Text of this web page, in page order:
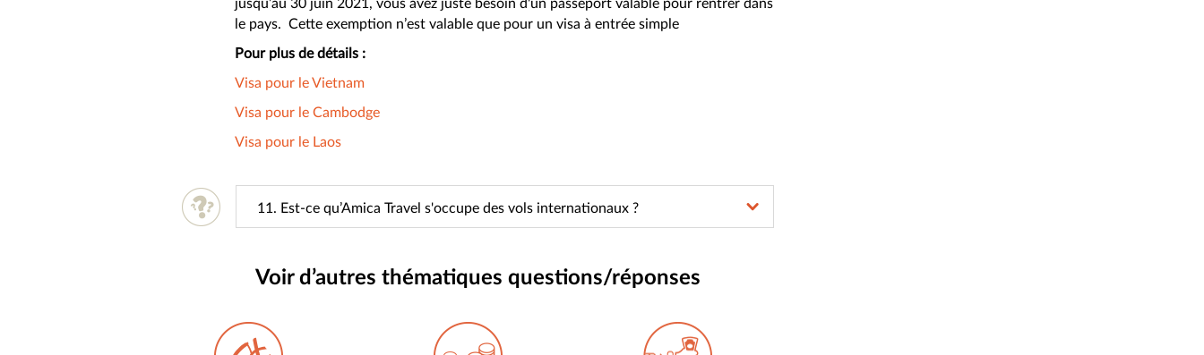
jusqu’au 30 juin 2021, vous avez juste besoin d'un passeport valable pour rentrer dans
le pays. Cette exemption n’est valable que pour un visa à entrée simple
Pour plus de détails :
Visa pour le Vietnam
Visa pour le Cambodge
Visa pour le Laos
11. Est-ce qu’Amica Travel s'occupe des vols internationaux ?
Voir d’autres thématiques questions/réponses